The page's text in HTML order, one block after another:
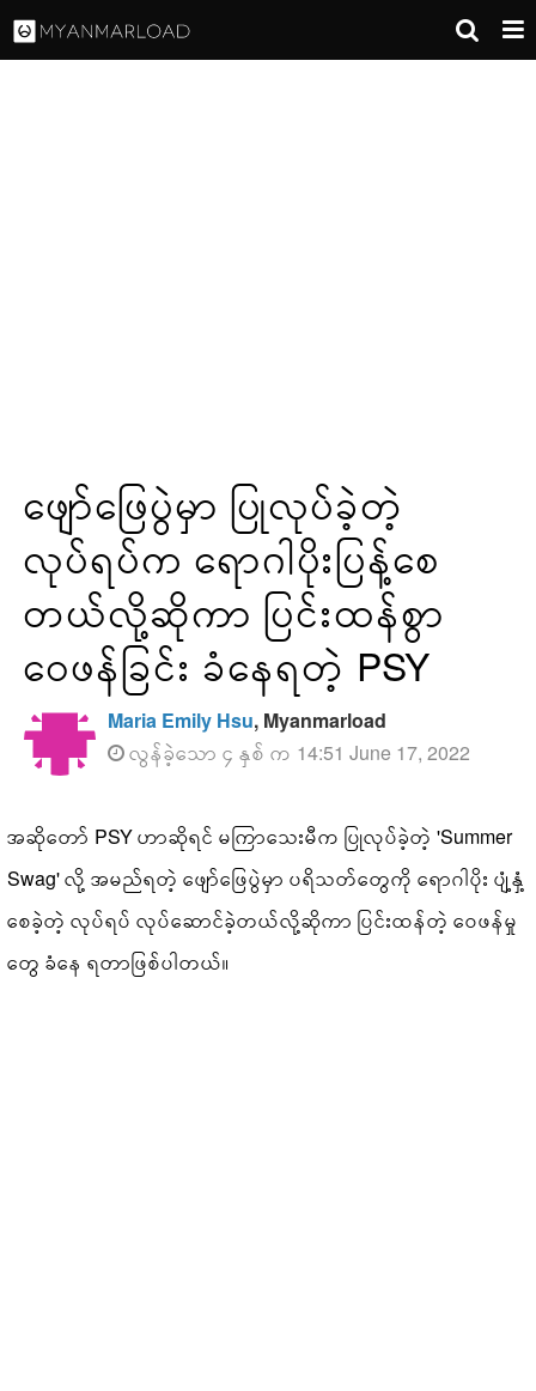
ဖျော်ဖြေပွဲမှာ ပြုလုပ်ခဲ့တဲ့
လုပ်ရပ်က ရောဂါပိုးပြန့်စေ
တယ်လို့ဆိုကာ ပြင်းထန်စွာ
ဝေဖန်ခြင်း ခံနေရတဲ့ PSY
Maria Emily Hsu, Myanmarload
လွန်ခဲ့သော ၄ နှစ် က 14:51 June 17, 2022
အဆိုတော် PSY ဟာဆိုရင် မကြာသေးမီက ပြုလုပ်ခဲ့တဲ့ 'Summer
Swag' လို့ အမည်ရတဲ့ ဖျော်ဖြေပွဲမှာ ပရိသတ်တွေကို ရောဂါပိုး ပျံ့နှံ့
စေခဲ့တဲ့ လုပ်ရပ် လုပ်ဆောင်ခဲ့တယ်လို့ဆိုကာ ပြင်းထန်တဲ့ ဝေဖန်မှု
တွေ ခံနေ ရတာဖြစ်ပါတယ်။